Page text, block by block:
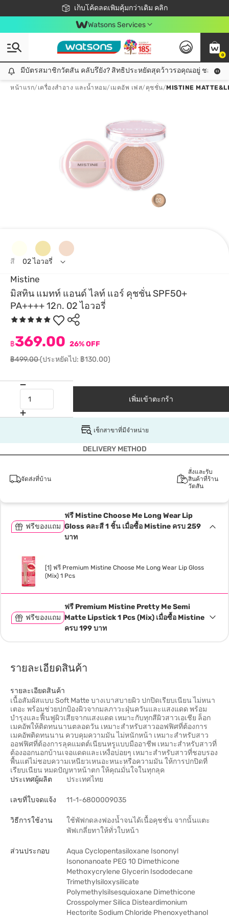
เก็บโค้ดลดเพิ่มคุ้มกว่าเดิม คลิก
ชอปออนไลน์ครั้งแรก ลดเพิ่มจุก ๆ 10%! 🎉
📦ส่งฟรี! เมื่อชอป 499฿
สมาชิกวัตสัน คลับดียังไง?
Watsons Services
0
มีบัตรสมาชิกวัตสัน คลับรึยัง? สิทธิประหยัดสุดว้าวรอคุณอยู่ ชอปคุ้มกว่าเดิม คลิก!
มีบัตรสมาชิกวัตสัน คลับรึยัง? สิทธิประหยัดสุดว้าวรอคุณอยู่ ชอปคุ้มก
หน้าแรก/ เครื่องสำอาง และน้ำหอม/ เมคอัพ เฟส/ คุชชั่น/MISTINE
Mistine
มิสทิน แมทท์ แอนด์ ไลท์ แอร์ คุชชั่น SPF50+
PA++++ 12ก. 02 ไอวอรี่
฿369.00 26% OFF
฿499.00(ประหยัดไป: ฿130.00)
สี 02 ไอวอรี่
เพิ่มเข้าตะกร้า
เช็กสาขาที่มีจำหน่าย
DELIVERY METHOD
จัดส่งที่บ้าน
สั่งและรับ
สินค้าที่ร้าน
วัตสัน
ฟรีของแถม
ฟรี Mistine Choose Me Long Wear Lip
Gloss คละสี 1 ชิ้น เมื่อซื้อ Mistine ครบ 259
บาท
[1] ฟรี Premium Mistine Choose Me Long Wear Lip Gloss
(Mix) 1 Pcs
ฟรีของแถม
ฟรี Premium Mistine Pretty Me Semi
Matte Lipstick 1 Pcs (Mix) เมื่อซื้อ Mistine
ครบ 199 บาท
รายละเอียดสินค้า
รายละเอียดสินค้า
เนื้อสัมผัสแบบ Soft Matte บางเบาสบายผิว ปกปิดเรียบเนียน ไม่หนา
เตอะ พร้อมช่วยปกป้องผิวจากมลภาวะฝุ่นควันและแสงแดด พร้อม
บำรุงและฟื้นฟูผิวเสียจากแสงแดด เหมาะกับทุกสีผิวสาวเอเชีย ล็อก
เมคอัพให้ติดทนนานตลอดวัน เหมาะสำหรับสาวออฟฟิศที่ต้องการ
เมคอัพติดทนนาน ควบคุมความมัน ไม่หนักหน้า เหมาะสำหรับสาว
ออฟฟิศที่ต้องการลุคแมตต์เนียนหรูแบบมืออาชีพ เหมาะสำหรับสาวที่
ต้องออกนอกบ้านเจอแดดและเหงื่อบ่อยๆ เหมาะสำหรับสาวที่ชอบรอง
พื้นแต่ไม่ชอบความเหนียวเหนอะหนะหรือความมัน ให้การปกปิดที่
เรียบเนียน หมดปัญหาหน้าตก ให้คุณมั่นใจในทุกลุค
ประเทศผู้ผลิต
ประเทศไทย
เลขที่ใบจดแจ้ง 11-1-6800009035
วิธีการใช้งาน
ใช้พัฟกดลงฟองน้ำจนได้เนื้อคุชชั่น จากนั้นแตะ
พัฟเกลี่ยทาให้ทั่วใบหน้า
ส่วนประกอบ
Aqua Cyclopentasiloxane Isononyl
Isononanoate PEG 10 Dimethicone
Methoxycrylene Glycerin Isododecane
Trimethylsiloxysilicate
Polymethylsilsesquioxane Dimethicone
Crosspolymer Silica Disteardimonium
Hectorite Sodium Chloride Phenoxyethanol